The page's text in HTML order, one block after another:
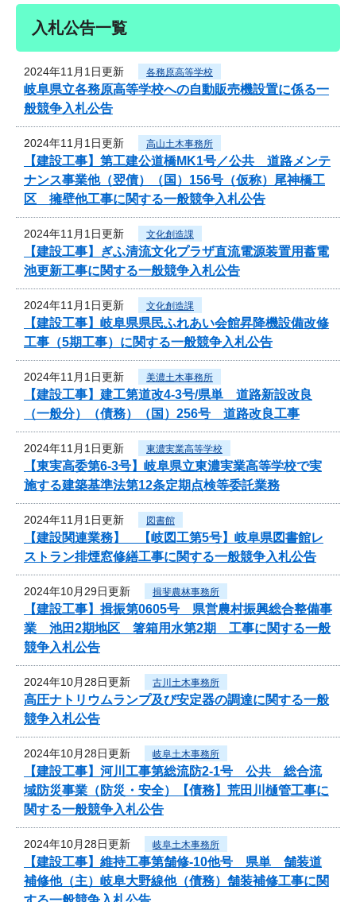
入札公告一覧
2024年11月1日更新 各務原高等学校
岐阜県立各務原高等学校への自動販売機設置に係る一
般競争入札公告
2024年11月1日更新 高山土木事務所
【建設工事】第工建公道橋MK1号／公共 道路メンテ
ナンス事業他（翌債）（国）156号（仮称）尾神橋工
区 擁壁他工事に関する一般競争入札公告
2024年11月1日更新 文化創造課
【建設工事】ぎふ清流文化プラザ直流電源装置用蓄電
池更新工事に関する一般競争入札公告
2024年11月1日更新 文化創造課
【建設工事】岐阜県県民ふれあい会館昇降機設備改修
工事（5期工事）に関する一般競争入札公告
2024年11月1日更新 美濃土木事務所
【建設工事】建工第道改4-3号/県単 道路新設改良
（一般分）（債務）（国）256号 道路改良工事
2024年11月1日更新 東濃実業高等学校
【東実高委第6-3号】岐阜県立東濃実業高等学校で実
施する建築基準法第12条定期点検等委託業務
2024年11月1日更新 図書館
【建設関連業務】 【岐図工第5号】岐阜県図書館レ
ストラン排煙窓修繕工事に関する一般競争入札公告
2024年10月29日更新 揖斐農林事務所
【建設工事】揖振第0605号 県営農村振興総合整備事
業 池田2期地区 箸箱用水第2期 工事に関する一般
競争入札公告
2024年10月28日更新 古川土木事務所
高圧ナトリウムランプ及び安定器の調達に関する一般
競争入札公告
2024年10月28日更新 岐阜土木事務所
【建設工事】河川工事第総流防2-1号 公共 総合流
域防災事業（防災・安全）【債務】荒田川樋管工事に
関する一般競争入札公告
2024年10月28日更新 岐阜土木事務所
【建設工事】維持工事第舗修-10他号 県単 舗装道
補修他（主）岐阜大野線他（債務）舗装補修工事に関